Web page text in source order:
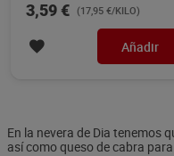
3,59 € (17,95 €/KILO)
Añadir
En la nevera de Dia tenemos
así como queso de cabra